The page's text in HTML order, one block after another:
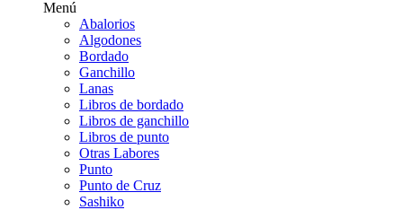
Menú
Abalorios
Algodones
Bordado
Ganchillo
Lanas
Libros de bordado
Libros de ganchillo
Libros de punto
Otras Labores
Punto
Punto de Cruz
Sashiko